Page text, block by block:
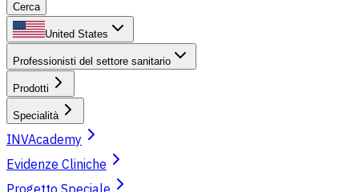
Cerca
United States
Professionisti del settore sanitario
Prodotti
Specialità
INVAcademy
Evidenze Cliniche
Progetto Speciale